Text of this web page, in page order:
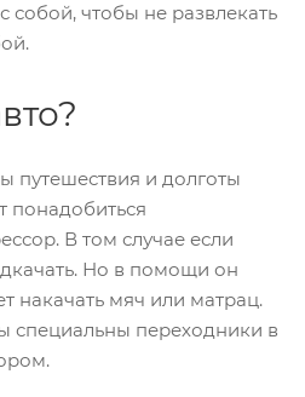
собой, чтобы не развлекать
путешествия и долготы
понадобиться
В том случае если
Но в помощи он
накачать мяч или матрац.
специальны переходники в